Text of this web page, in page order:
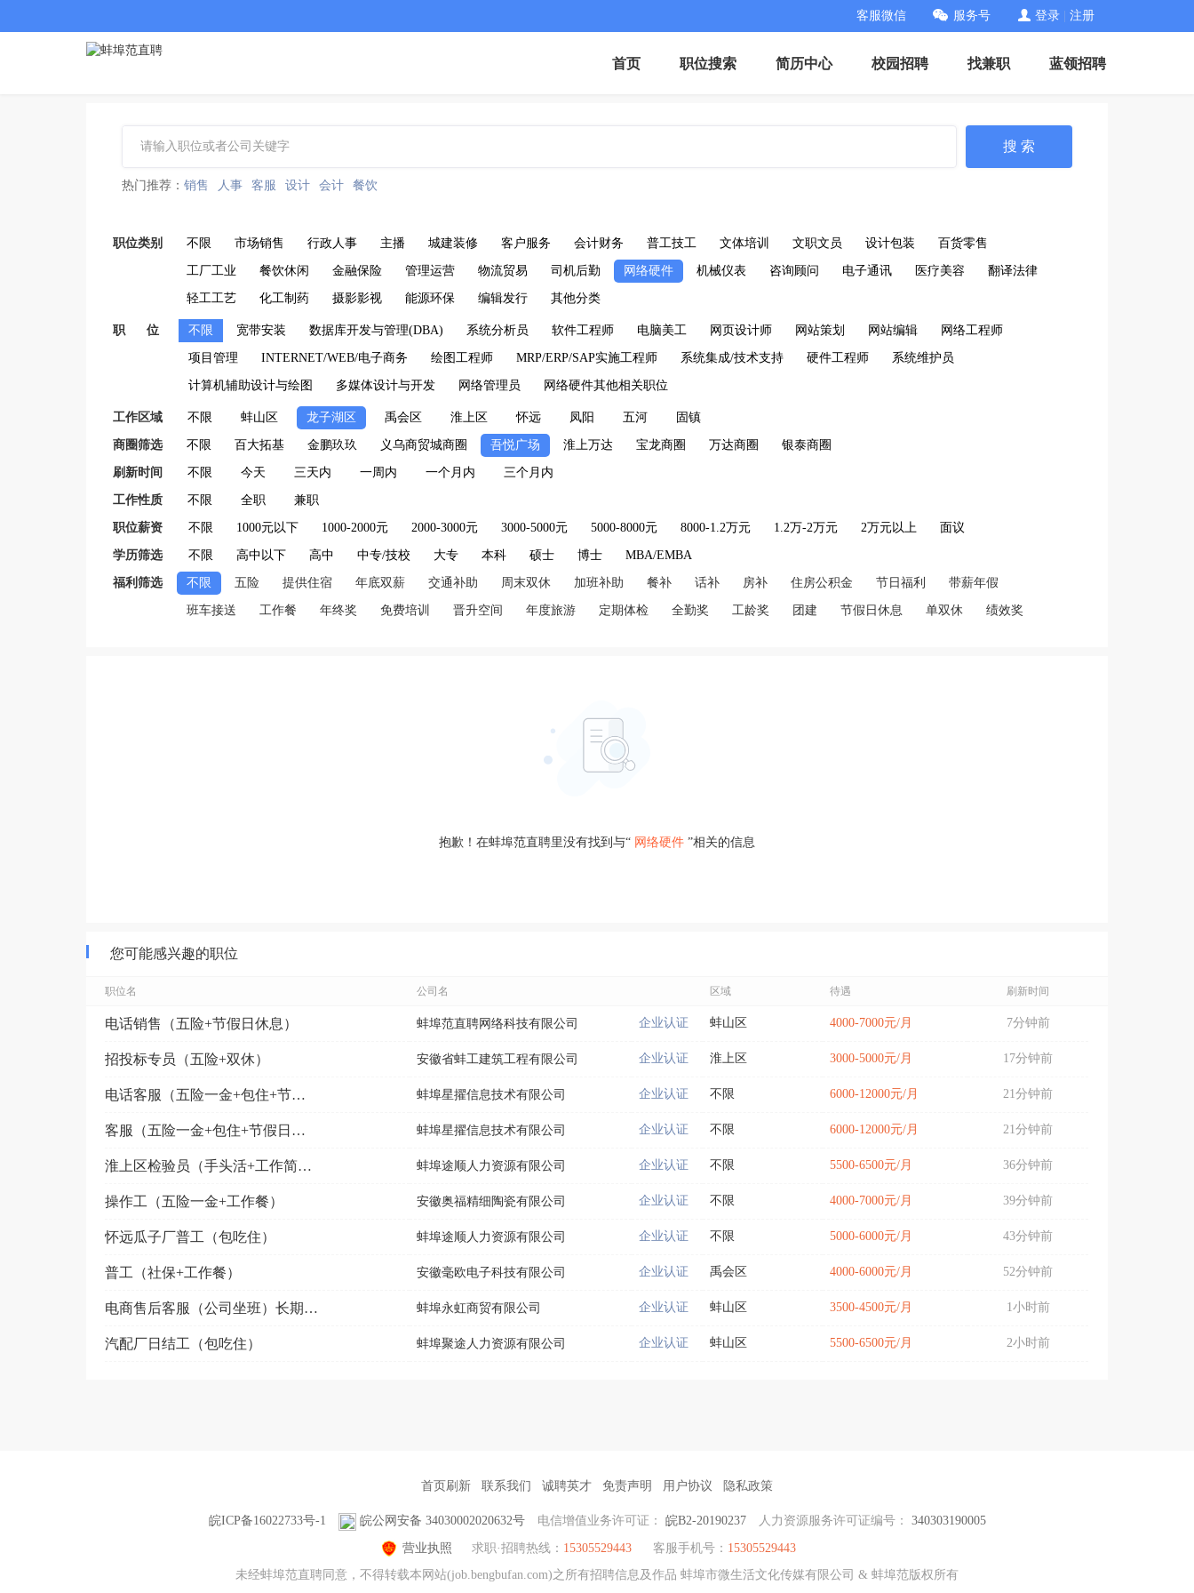
客服微信 服务号 登录 注册
首页 职位搜索 简历中心 校园招聘 找兼职 蓝领招聘
搜 索
热门推荐： 销售 人事 客服 设计 会计 餐饮
职位类别 不限 市场销售 行政人事 主播 城建装修 客户服务 会计财务 普工技工 文体培训 文职文员 设计包装 百货零售
工厂工业 餐饮休闲 金融保险 管理运营 物流贸易 司机后勤 网络硬件 机械仪表 咨询顾问 电子通讯 医疗美容 翻译法律
轻工工艺 化工制药 摄影影视 能源环保 编辑发行 其他分类
职 位 不限 宽带安装 数据库开发与管理(DBA) 系统分析员 软件工程师 电脑美工 网页设计师 网站策划 网站编辑 网络工程师
项目管理 INTERNET/WEB/电子商务 绘图工程师 MRP/ERP/SAP实施工程师 系统集成/技术支持 硬件工程师 系统维护员
计算机辅助设计与绘图 多媒体设计与开发 网络管理员 网络硬件其他相关职位
工作区域 不限 蚌山区 龙子湖区 禹会区 淮上区 怀远 凤阳 五河 固镇
商圈筛选 不限 百大拓基 金鹏玖玖 义乌商贸城商圈 吾悦广场 淮上万达 宝龙商圈 万达商圈 银泰商圈
刷新时间 不限 今天 三天内 一周内 一个月内 三个月内
工作性质 不限 全职 兼职
职位薪资 不限 1000元以下 1000-2000元 2000-3000元 3000-5000元 5000-8000元 8000-1.2万元 1.2万-2万元 2万元以上 面议
学历筛选 不限 高中以下 高中 中专/技校 大专 本科 硕士 博士 MBA/EMBA
福利筛选 不限 五险 提供住宿 年底双薪 交通补助 周末双休 加班补助 餐补 话补 房补 住房公积金 节日福利 带薪年假
班车接送 工作餐 年终奖 免费培训 晋升空间 年度旅游 定期体检 全勤奖 工龄奖 团建 节假日休息 单双休 绩效奖
抱歉！在蚌埠范直聘里没有找到与“ 网络硬件 ”相关的信息
您可能感兴趣的职位
职位名 公司名 区域 待遇 刷新时间
电话销售（五险+节假日休息） 蚌埠范直聘网络科技有限公司 企业认证 蚌山区 4000-7000元/月 7分钟前
招投标专员（五险+双休） 安徽省蚌工建筑工程有限公司 企业认证 淮上区 3000-5000元/月 17分钟前
电话客服（五险一金+包住+节假日福利） 蚌埠星擢信息技术有限公司 企业认证 不限 6000-12000元/月 21分钟前
客服（五险一金+包住+节假日福利） 蚌埠星擢信息技术有限公司 企业认证 不限 6000-12000元/月 21分钟前
淮上区检验员（手头活+工作简单） 蚌埠途顺人力资源有限公司 企业认证 不限 5500-6500元/月 36分钟前
操作工（五险一金+工作餐） 安徽奥福精细陶瓷有限公司 企业认证 不限 4000-7000元/月 39分钟前
怀远瓜子厂普工（包吃住） 蚌埠途顺人力资源有限公司 企业认证 不限 5000-6000元/月 43分钟前
普工（社保+工作餐） 安徽毫欧电子科技有限公司 企业认证 禹会区 4000-6000元/月 52分钟前
电商售后客服（公司坐班）长期稳定 蚌埠永虹商贸有限公司 企业认证 蚌山区 3500-4500元/月 1小时前
汽配厂日结工（包吃住） 蚌埠聚途人力资源有限公司 企业认证 蚌山区 5500-6500元/月 2小时前
首页刷新 联系我们 诚聘英才 免责声明 用户协议 隐私政策
皖ICP备16022733号-1 皖公网安备 34030002020632号 电信增值业务许可证： 皖B2-20190237 人力资源服务许可证编号： 340303190005
营业执照 求职·招聘热线： 15305529443 客服手机号： 15305529443
未经蚌埠范直聘同意，不得转载本网站(job.bengbufan.com)之所有招聘信息及作品 蚌埠市微生活文化传媒有限公司 & 蚌埠范版权所有